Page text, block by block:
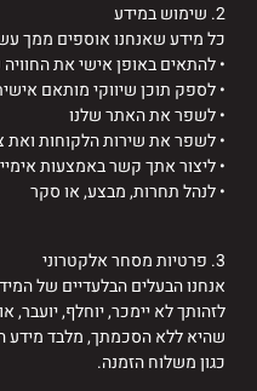
2. שימוש במידע
כל מידע שאנחנו אוספים ממך
• להתאים באופן אישי את
• לספק תוכן שיווקי מותאם
• לשפר את האתר שלנו
• לשפר את שירות הלקוחות ואת
• ליצור אתך קשר באמצעות
• לנהל תחרות, מבצע, או סקר
3. פרטיות מסחר אלקטרוני
אנחנו הבעלים הבלעדיים של
לזהותך לא יימכר, יוחלף,
שהיא ללא הסכמתך, מלבד
כגון משלוח הזמנה.